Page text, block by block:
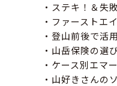
・ステキ！＆
・ファーストエ
・登山前後で活
・山岳保険の選
・ケース別エマ
・山好きさんの